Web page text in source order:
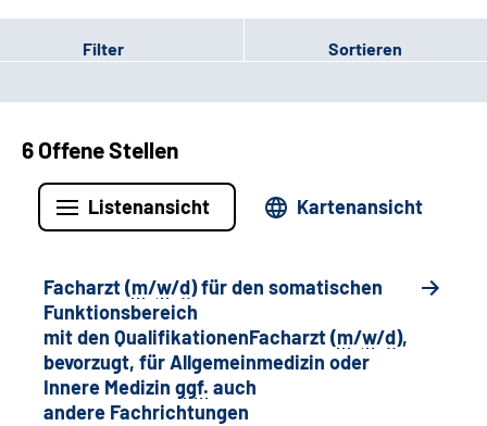
Filter Sortieren
6 Offene Stellen
Listenansicht Kartenansicht
Facharzt (m/w/d) für den somatischen
Funktionsbereich
mit den QualifikationenFacharzt (m/w/d),
bevorzugt, für Allgemeinmedizin oder
Innere Medizin ggf. auch
andere Fachrichtungen